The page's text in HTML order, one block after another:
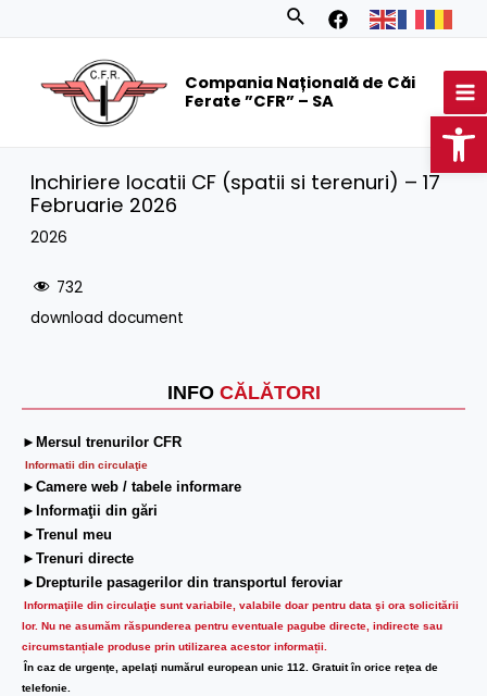
Search
Compania Națională de Căi
Ferate ”CFR” – SA
INFO CĂLĂTORI
►Mersul trenurilor CFR
Informatii din circulaţie
►Camere web / tabele informare
►Informaţii din gări
►Trenul meu
►Trenuri directe
►Drepturile pasagerilor din transportul feroviar
Informaţiile din circulaţie sunt variabile, valabile doar pentru data şi ora solicitării
lor. Nu ne asumăm răspunderea pentru eventuale pagube directe, indirecte sau
circumstanțiale produse prin utilizarea acestor informații.
În caz de urgenţe, apelaţi numărul european unic 112. Gratuit în orice reţea de
telefonie.
Inchiriere locatii CF (spatii si terenuri) – 17
Februarie 2026
2026
732
download document